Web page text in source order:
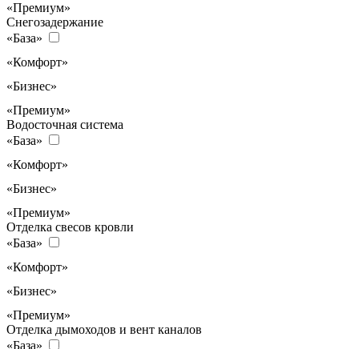
«Премиум»
Снегозадержание
«База»
«Комфорт»
«Бизнес»
«Премиум»
Водосточная система
«База»
«Комфорт»
«Бизнес»
«Премиум»
Отделка свесов кровли
«База»
«Комфорт»
«Бизнес»
«Премиум»
Отделка дымоходов и вент каналов
«База»